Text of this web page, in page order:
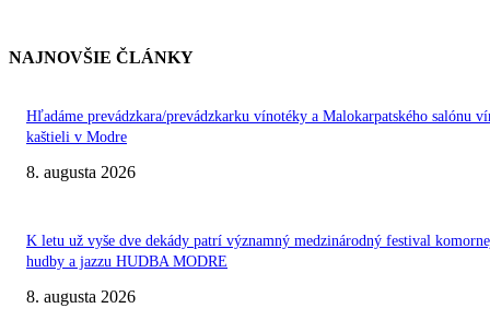
NAJNOVŠIE ČLÁNKY
Hľadáme prevádzkara/prevádzkarku vínotéky a Malokarpatského salónu
kaštieli v Modre
8. augusta 2026
K letu už vyše dve dekády patrí významný medzinárodný festival
hudby a jazzu HUDBA MODRE
8. augusta 2026